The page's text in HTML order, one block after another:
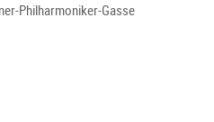
Philharmoniker-Gasse